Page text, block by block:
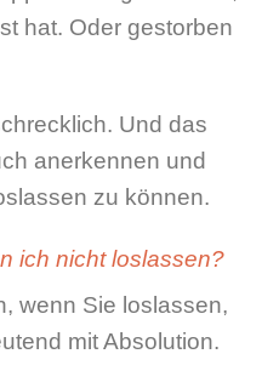
hat. Oder gestorben
Und das
anerkennen und
zu können.
ich nicht loslassen?
wenn Sie loslassen,
mit Absolution.